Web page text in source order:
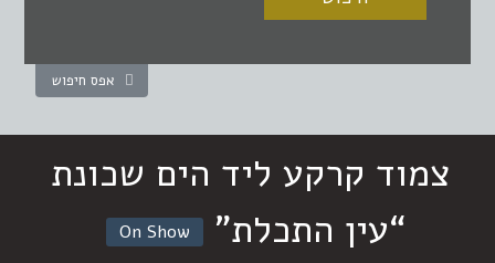
אפס חיפוש
צמוד קרקע ליד הים שכונת
“עין התכלת”
On Show